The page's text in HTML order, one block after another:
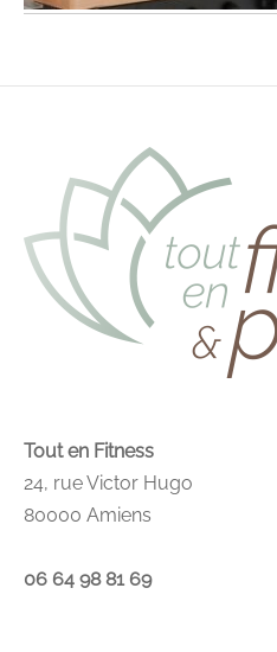
Tout en Fitness
24, rue Victor Hugo
80000 Amiens
06 64 98 81 69